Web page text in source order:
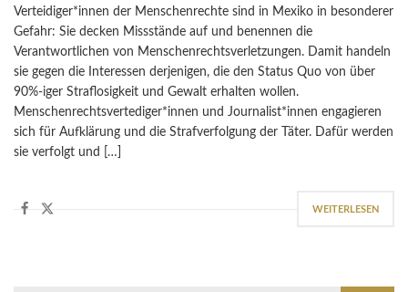
Verteidiger*innen der Menschenrechte sind in Mexiko in besonderer
Gefahr: Sie decken Missstände auf und benennen die
Verantwortlichen von Menschenrechtsverletzungen. Damit handeln
sie gegen die Interessen derjenigen, die den Status Quo von über
90%-iger Straflosigkeit und Gewalt erhalten wollen.
Menschenrechtsvertediger*innen und Journalist*innen engagieren
sich für Aufklärung und die Strafverfolgung der Täter. Dafür werden
sie verfolgt und […]
WEITERLESEN